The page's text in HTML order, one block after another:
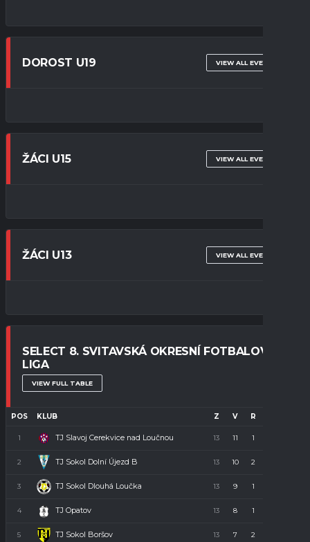
DOROST U19 VIEW ALL EVENTS
ŽÁCI U15 VIEW ALL EVENTS
ŽÁCI U13 VIEW ALL EVENTS
SELECT 8. SVITAVSKÁ OKRESNÍ FOTBALOVÁ
LIGA
VIEW FULL TABLE
POS KLUB Z V R
1 TJ Slavoj Cerekvice nad Loučnou 13 11 1
2 TJ Sokol Dolní Újezd B 13 10 2
3 TJ Sokol Dlouhá Loučka 13 9 1
4 TJ Opatov 13 8 1
5 TJ Sokol Boršov 13 7 2